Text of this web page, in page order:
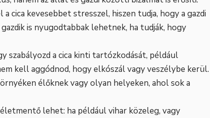
cica kevesebbet stresszel, hiszen tudja, hogy a gazdi
is nyugodtabbak lehetnek, ha tudják, hogy
szabályozd a cica kinti tartózkodását, például
kell aggódnod, hogy elkószál vagy veszélybe kerül.
élőknek vagy olyan helyeken, ahol sok a
lehet: ha például vihar közeleg, vagy